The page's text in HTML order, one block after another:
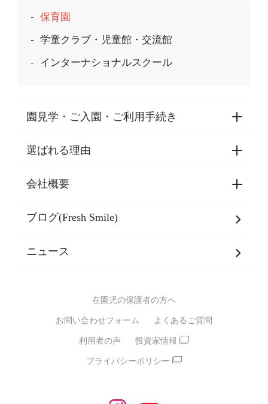
保育園
学童クラブ・児童館・交流館
インターナショナルスクール
園見学・ご入園・ご利用手続き
園見学・ご入園・ご利用手続き
東京都認証保育所空き状況
選ばれる理由
選ばれる理由一覧
乳児期・幼児期・
バイリンガル保育園
スポーツ保育園
モンテッソーリ式保育園
STEAMS保育・学童
えいご
会社概要
会社概要
SDGsについて
ブログ(Fresh Smile)
ニュース
在園児の保護者の方へ
お問い合わせフォーム よくあるご質問
利用者の声 投資家情報
プライバシーポリシー